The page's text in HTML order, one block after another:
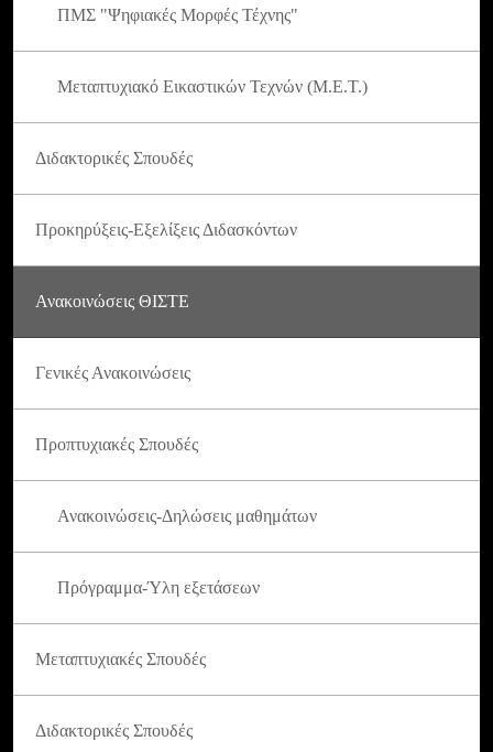
ΠΜΣ "Ψηφιακές Μορφές Τέχνης"
Μεταπτυχιακό Εικαστικών Τεχνών (Μ.Ε.Τ.)
Διδακτορικές Σπουδές
Προκηρύξεις-Εξελίξεις Διδασκόντων
Ανακοινώσεις ΘΙΣΤΕ
Γενικές Ανακοινώσεις
Προπτυχιακές Σπουδές
Ανακοινώσεις-Δηλώσεις μαθημάτων
Πρόγραμμα-Ύλη εξετάσεων
Μεταπτυχιακές Σπουδές
Διδακτορικές Σπουδές